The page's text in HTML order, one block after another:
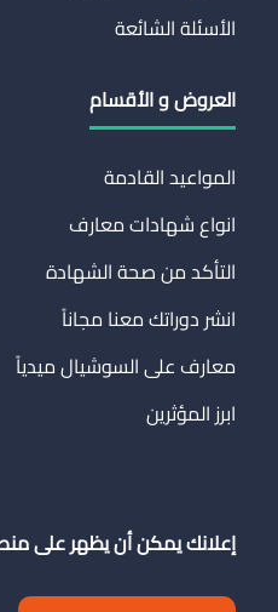
الأسئلة الشائعة
العروض و الأقسام
المواعيد القادمة
انواع شهادات معارف
التأكد من صحة الشهادة
انشر دوراتك معنا مجاناً
معارف على السوشيال ميدياً
ابرز المؤثرين
إعلانك يمكن أن يظهر على